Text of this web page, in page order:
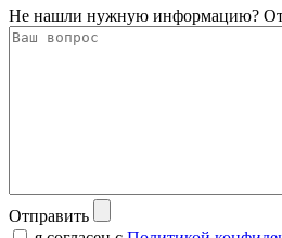
Не нашли нужную информацию?
Отправить